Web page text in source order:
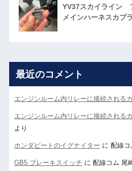
YV37スカイライン
メインハーネスカプ
最近のコメント
エンジンルーム内リレーに接続される
エンジンルーム内リレーに接続される
より
ホンダビートのイグナイター に 配線
GB5 ブレーキスイッチ に 配線コム 尾